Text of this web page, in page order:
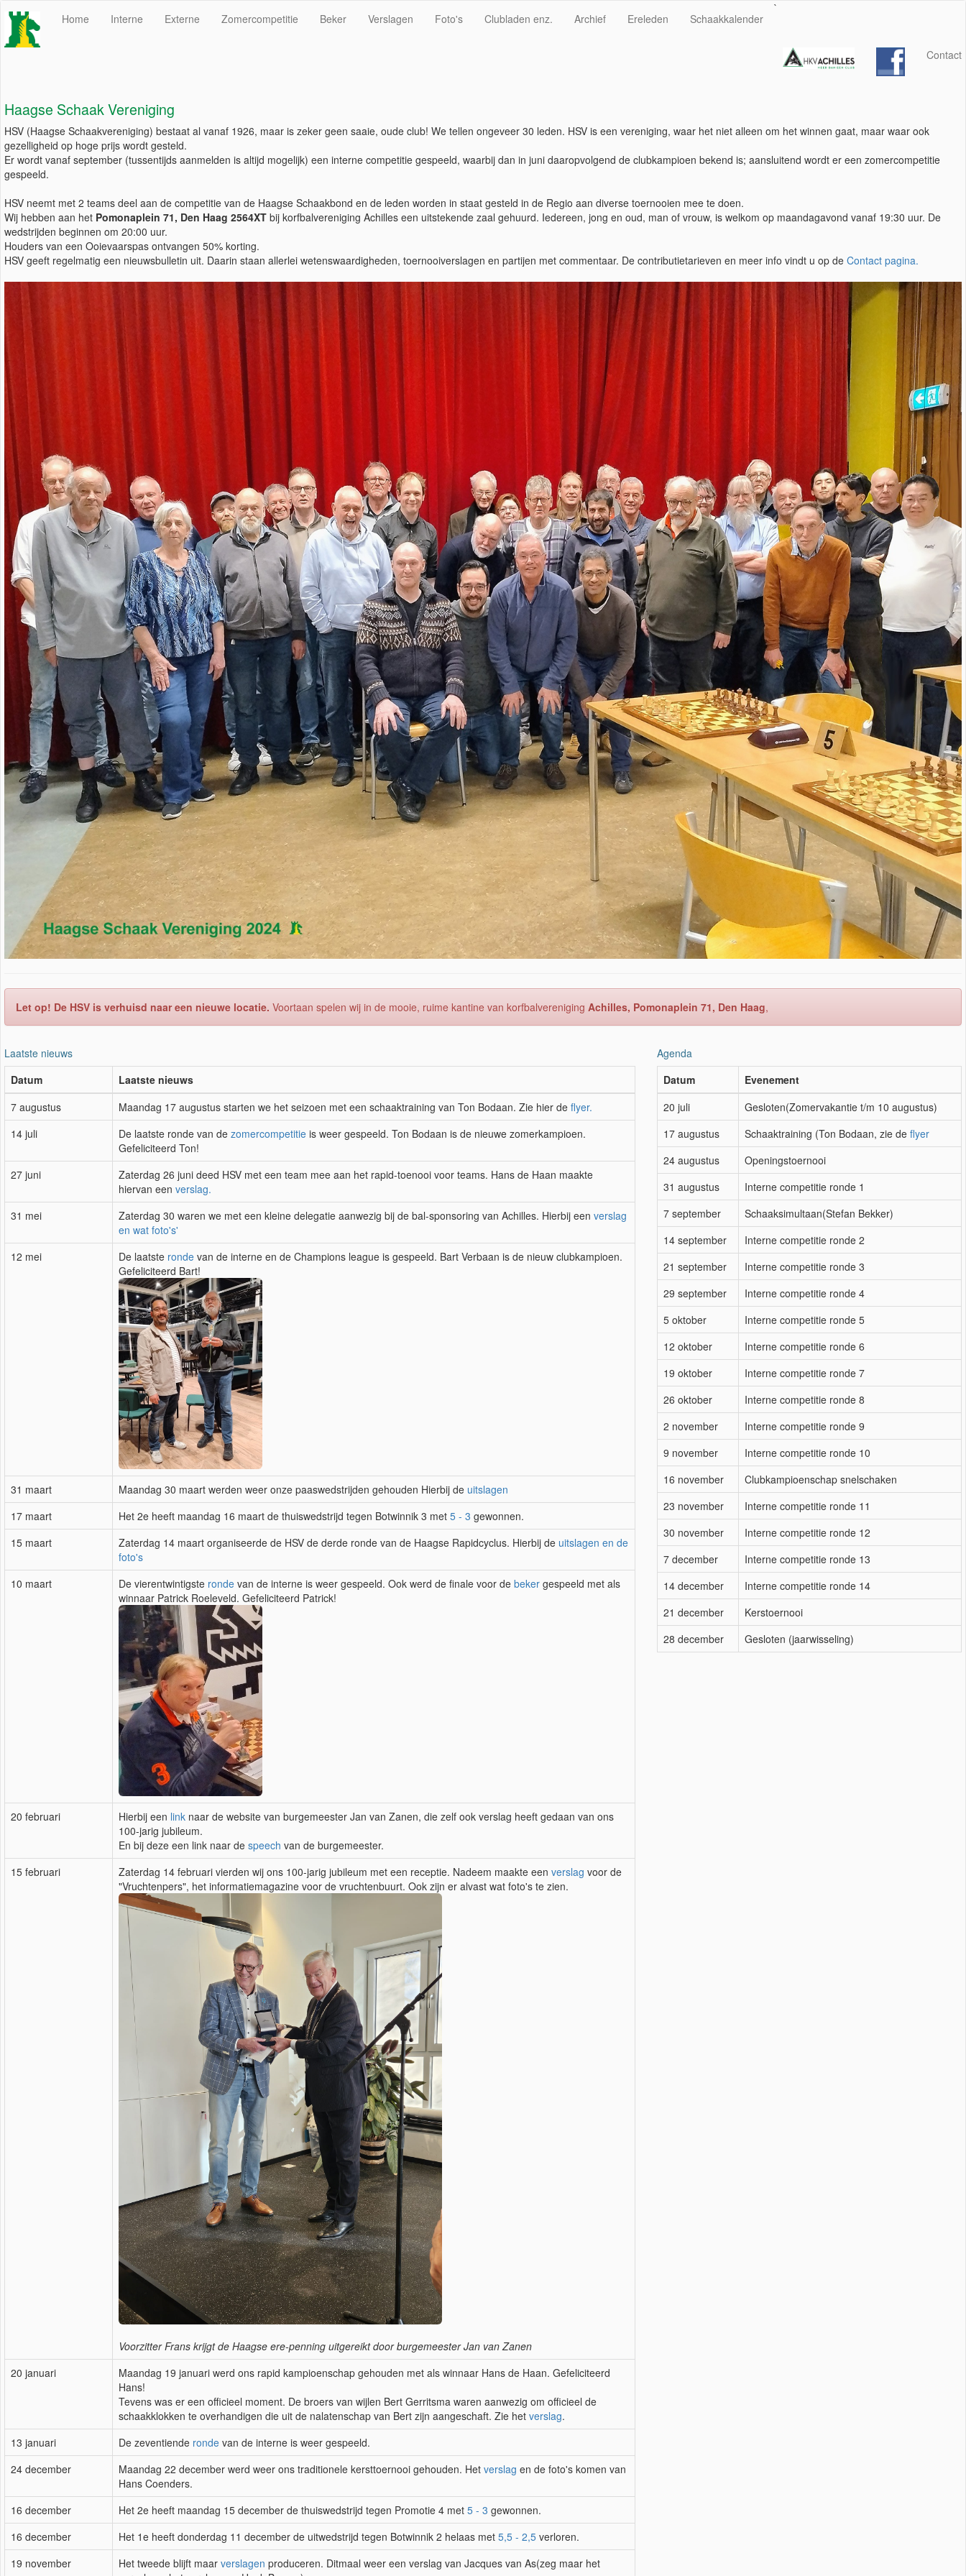
Home Interne Externe Zomercompetitie Beker Verslagen Foto's Clubladen enz. Archief Ereleden Schaakkalender
`
Contact
Haagse Schaak Vereniging
HSV (Haagse Schaakvereniging) bestaat al vanaf 1926, maar is zeker geen saaie, oude club! We tellen ongeveer 30 leden. HSV is een vereniging, waar het niet alleen om het winnen gaat, maar waar ook
gezelligheid op hoge prijs wordt gesteld.
Er wordt vanaf september (tussentijds aanmelden is altijd mogelijk) een interne competitie gespeeld, waarbij dan in juni daaropvolgend de clubkampioen bekend is; aansluitend wordt er een zomercompetitie
gespeeld.
HSV neemt met 2 teams deel aan de competitie van de Haagse Schaakbond en de leden worden in staat gesteld in de Regio aan diverse toernooien mee te doen.
Wij hebben aan het Pomonaplein 71, Den Haag 2564XT bij korfbalvereniging Achilles een uitstekende zaal gehuurd. Iedereen, jong en oud, man of vrouw, is welkom op maandagavond vanaf 19:30 uur. De
wedstrijden beginnen om 20:00 uur.
Houders van een Ooievaarspas ontvangen 50% korting.
HSV geeft regelmatig een nieuwsbulletin uit. Daarin staan allerlei wetenswaardigheden, toernooiverslagen en partijen met commentaar. De contributietarieven en meer info vindt u op de Contact pagina.
Let op! De HSV is verhuisd naar een nieuwe locatie. Voortaan spelen wij in de mooie, ruime kantine van korfbalvereniging Achilles, Pomonaplein 71, Den Haag,
Laatste nieuws
Datum
Laatste nieuws
7 augustus
Maandag 17 augustus starten we het seizoen met een schaaktraining van Ton Bodaan. Zie hier de flyer.
14 juli
De laatste ronde van de zomercompetitie is weer gespeeld. Ton Bodaan is de nieuwe zomerkampioen.
Gefeliciteerd Ton!
27 juni
Zaterdag 26 juni deed HSV met een team mee aan het rapid-toenooi voor teams. Hans de Haan maakte
hiervan een verslag.
31 mei
Zaterdag 30 waren we met een kleine delegatie aanwezig bij de bal-sponsoring van Achilles. Hierbij een verslag
en wat foto's'
12 mei
De laatste ronde van de interne en de Champions league is gespeeld. Bart Verbaan is de nieuw clubkampioen.
Gefeliciteerd Bart!
31 maart Maandag 30 maart werden weer onze paaswedstrijden gehouden Hierbij de uitslagen
17 maart
Het 2e heeft maandag 16 maart de thuiswedstrijd tegen Botwinnik 3 met 5 - 3 gewonnen.
15 maart
Zaterdag 14 maart organiseerde de HSV de derde ronde van de Haagse Rapidcyclus. Hierbij de uitslagen en de
foto's
10 maart
De vierentwintigste ronde van de interne is weer gespeeld. Ook werd de finale voor de beker gespeeld met als
winnaar Patrick Roeleveld. Gefeliciteerd Patrick!
20 februari Hierbij een link naar de website van burgemeester Jan van Zanen, die zelf ook verslag heeft gedaan van ons
100-jarig jubileum.
En bij deze een link naar de speech van de burgemeester.
15 februari
Zaterdag 14 februari vierden wij ons 100-jarig jubileum met een receptie. Nadeem maakte een verslag voor de
"Vruchtenpers", het informatiemagazine voor de vruchtenbuurt. Ook zijn er alvast wat foto's te zien.
Voorzitter Frans krijgt de Haagse ere-penning uitgereikt door burgemeester Jan van Zanen
20 januari
Maandag 19 januari werd ons rapid kampioenschap gehouden met als winnaar Hans de Haan. Gefeliciteerd
Hans!
Tevens was er een officieel moment. De broers van wijlen Bert Gerritsma waren aanwezig om officieel de
schaakklokken te overhandigen die uit de nalatenschap van Bert zijn aangeschaft. Zie het verslag.
13 januari
De zeventiende ronde van de interne is weer gespeeld.
24 december
Maandag 22 december werd weer ons traditionele kersttoernooi gehouden. Het verslag en de foto's komen van
Hans Coenders.
16 december
Het 2e heeft maandag 15 december de thuiswedstrijd tegen Promotie 4 met 5 - 3 gewonnen.
16 december
Het 1e heeft donderdag 11 december de uitwedstrijd tegen Botwinnik 2 helaas met 5,5 - 2,5 verloren.
19 november
Het tweede blijft maar verslagen produceren. Ditmaal weer een verslag van Jacques van As(zeg maar het
Agenda
Datum
Evenement
20 juli
Gesloten(Zomervakantie t/m 10 augustus)
17 augustus
Schaaktraining (Ton Bodaan, zie de flyer
24 augustus
Openingstoernooi
31 augustus
Interne competitie ronde 1
7 september
Schaaksimultaan(Stefan Bekker)
14 september
Interne competitie ronde 2
21 september
Interne competitie ronde 3
29 september
Interne competitie ronde 4
5 oktober
Interne competitie ronde 5
12 oktober
Interne competitie ronde 6
19 oktober
Interne competitie ronde 7
26 oktober
Interne competitie ronde 8
2 november
Interne competitie ronde 9
9 november
Interne competitie ronde 10
16 november
Clubkampioenschap snelschaken
23 november
Interne competitie ronde 11
30 november
Interne competitie ronde 12
7 december
Interne competitie ronde 13
14 december
Interne competitie ronde 14
21 december
Kerstoernooi
28 december
Gesloten (jaarwisseling)